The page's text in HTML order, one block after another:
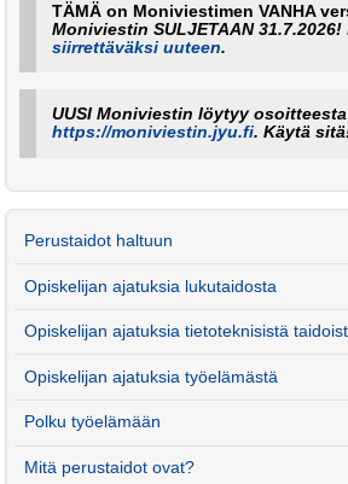
TÄMÄ on Moniviestimen VANHA
Moniviestin SULJETAAN 31.7.2026!
siirrettäväksi uuteen.
UUSI Moniviestin löytyy osoitteesta
https://moniviestin.jyu.fi. Käytä
Perustaidot haltuun
Opiskelijan ajatuksia lukutaidosta
Opiskelijan ajatuksia tietoteknisistä
Opiskelijan ajatuksia työelämästä
Polku työelämään
Mitä perustaidot ovat?